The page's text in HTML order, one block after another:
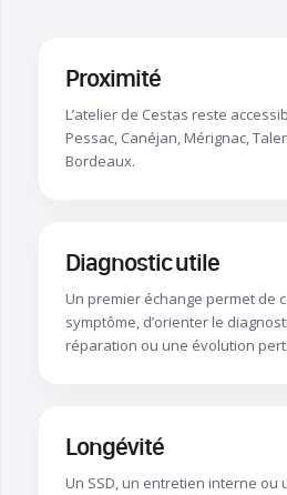
Proximité
L’atelier de Cestas reste
Pessac, Canéjan, Mérignac,
Bordeaux.
Diagnostic utile
Un premier échange permet de
symptôme, d’orienter le
réparation ou une évolution
Longévité
Un SSD, un entretien interne ou